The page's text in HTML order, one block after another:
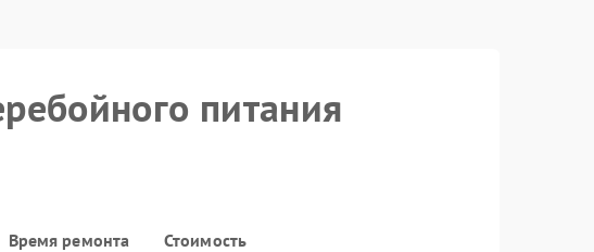
питания
Время ремонта Стоимость